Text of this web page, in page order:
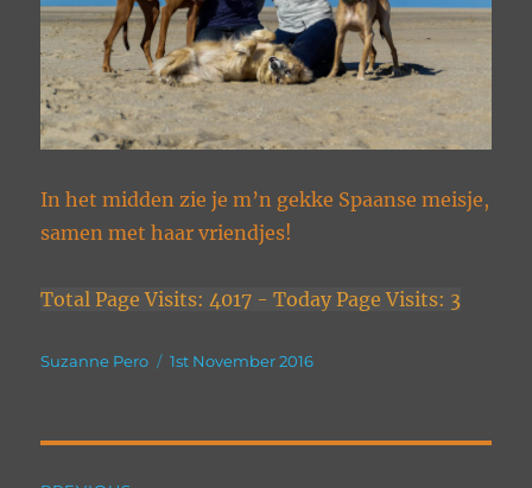
In het midden zie je m’n gekke Spaanse meisje,
samen met haar vriendjes!
Total Page Visits: 4017 - Today Page Visits: 3
Author
Suzanne Pero
Posted
1st November 2016